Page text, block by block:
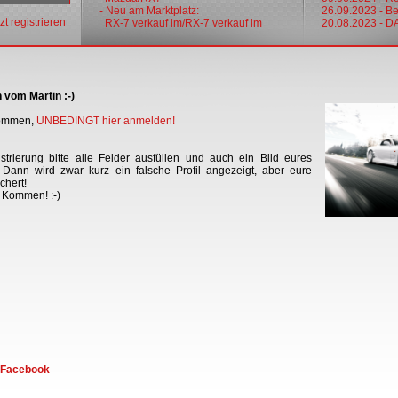
registrieren
- Neu am Marktplatz:
RX-7 verkauf im/RX-7 verkauf im
26.09.2023 -
20.08.2023 -
vom Martin :-)
UNBEDINGT hier anmelden!
bitte alle Felder ausfüllen und auch ein Bild eures
Dann wird zwar kurz ein falsche Profil angezeigt, aber eure
:-)